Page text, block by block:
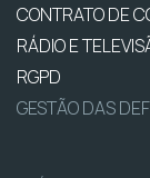
CONTRATO DE
RÁDIO E
RGPD
GESTÃO DAS